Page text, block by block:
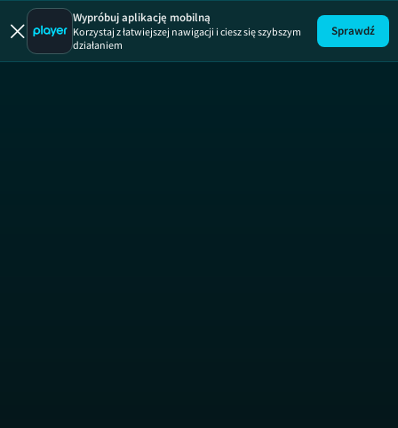
Wypróbuj aplikację mobilną
Korzystaj z łatwiejszej nawigacji i ciesz się szybszym
działaniem
Sprawdź